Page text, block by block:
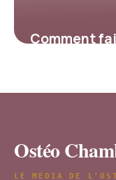
Comment
Ostéo
LE MÉDIA DE